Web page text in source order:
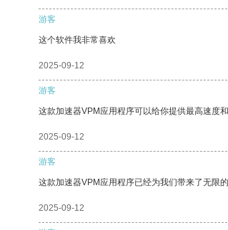
游客
这个软件我非常喜欢
2025-09-12
游客
这款加速器VPM应用程序可以给你提供最高速度
2025-09-12
游客
这款加速器VPM应用程序已经为我们带来了无限
2025-09-12